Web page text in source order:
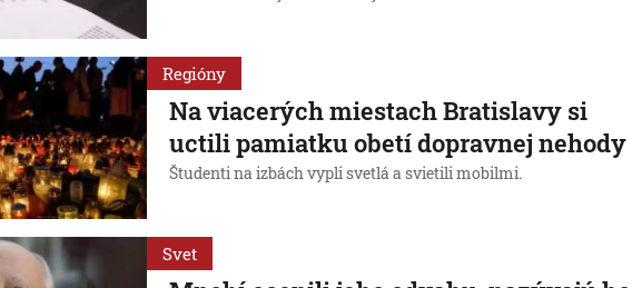
Regióny
Na viacerých miestach Bratislavy si
uctili pamiatku obetí dopravnej nehody
Študenti na izbách vypli svetlá a svietili mobilmi.
Svet